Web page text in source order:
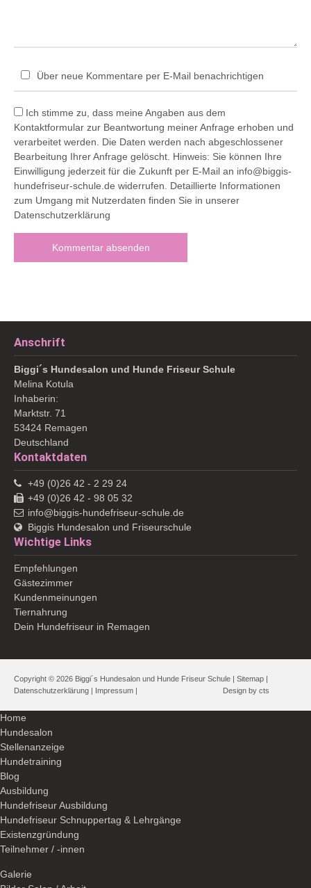
Über neue Kommentare per E-Mail benachrichtigen
Ich stimme zu, dass meine Angaben aus dem
Kontaktformular zur Beantwortung meiner Anfrage erhoben und
verarbeitet werden. Die Daten werden nach abgeschlossener
Bearbeitung Ihrer Anfrage gelöscht. Hinweis: Sie können Ihre
Einwilligung jederzeit für die Zukunft per E-Mail an info@biggis-
hundefriseur-schule.de widerrufen. Detaillierte Informationen
zum Umgang mit Nutzerdaten finden Sie in unserer
Datenschutzerklärung
Kommentar absenden
Anschrift
Biggi´s Hundesalon und Hunde Friseur Schule
Melina Kotula
Inhaberin:
Marktstr. 71
53424 Remagen
Deutschland
Kontaktdaten
+49 (0)26 42 - 2 29 24
+49 (0)26 42 - 98 05 32
info@biggis-hundefriseur-schule.de
Biggis Hundesalon und Friseurschule
Wichtige Links
Empfehlungen
Gästezimmer
Kundenmeinungen
Tiernahrung
Dein Hundefriseur in Remagen
Copyright © 2026 Biggi´s Hundesalon und Hunde Friseur Schule | Sitemap
Datenschutzerklärung
Impressum Design by cts
Home
Hundesalon
Stellenanzeige
Hundetraining
Blog
Ausbildung
Hundefriseur Ausbildung
Hundefriseur Schnuppertag & Lehrgänge
Existenzgründung
Teilnehmer / -innen
Galerie